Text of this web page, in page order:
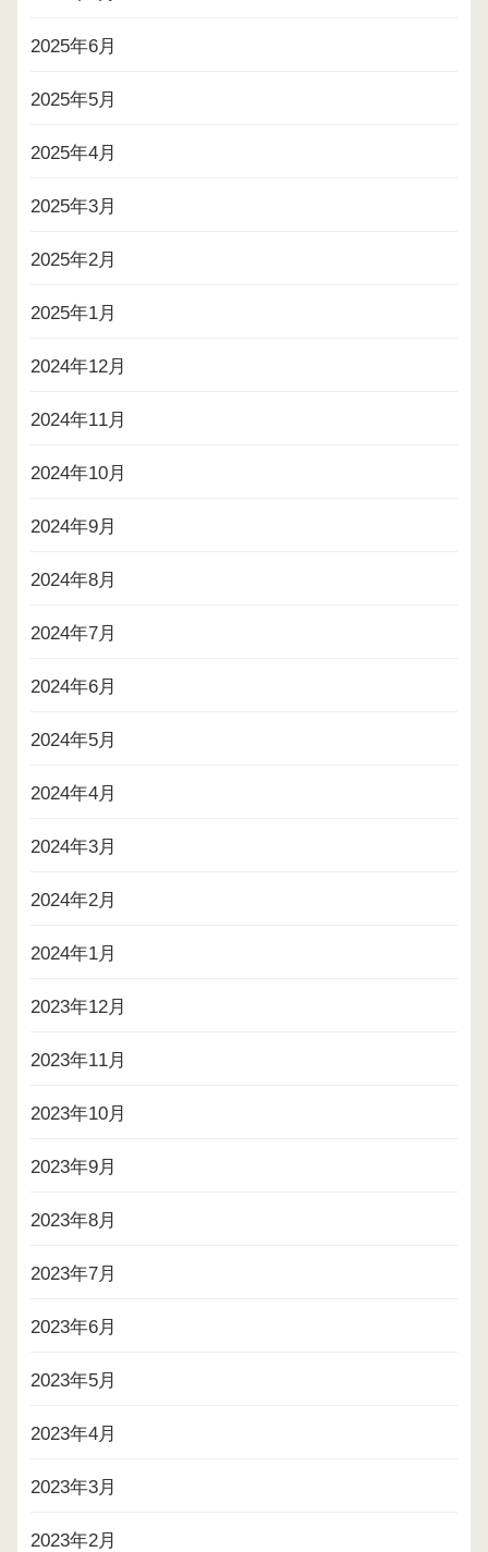
2025年6月
2025年5月
2025年4月
2025年3月
2025年2月
2025年1月
2024年12月
2024年11月
2024年10月
2024年9月
2024年8月
2024年7月
2024年6月
2024年5月
2024年4月
2024年3月
2024年2月
2024年1月
2023年12月
2023年11月
2023年10月
2023年9月
2023年8月
2023年7月
2023年6月
2023年5月
2023年4月
2023年3月
2023年2月